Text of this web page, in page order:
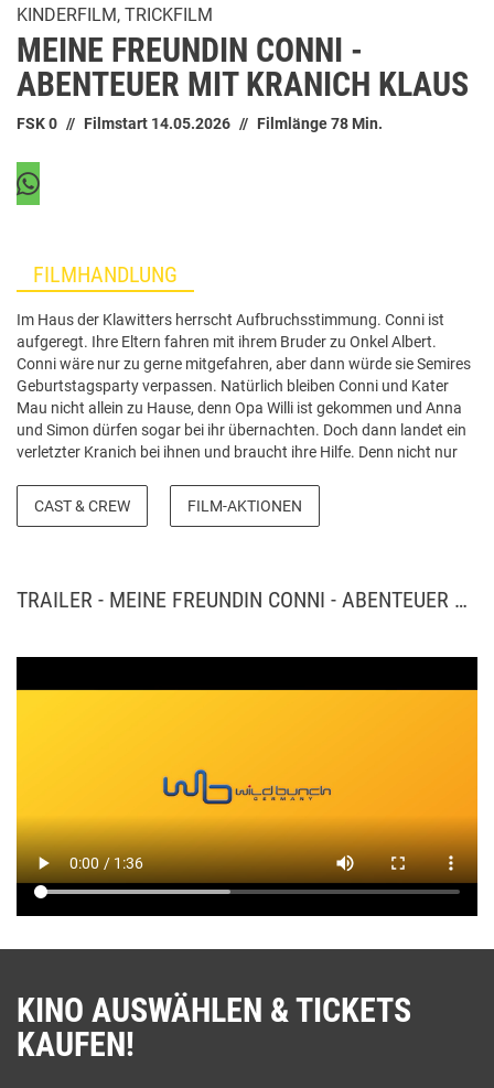
KINDERFILM, TRICKFILM
MEINE FREUNDIN CONNI -
ABENTEUER MIT KRANICH KLAUS
FSK 0 Filmstart 14.05.2026 Filmlänge 78 Min.
FILMHANDLUNG
Im Haus der Klawitters herrscht Aufbruchsstimmung. Conni ist
aufgeregt. Ihre Eltern fahren mit ihrem Bruder zu Onkel Albert.
Conni wäre nur zu gerne mitgefahren, aber dann würde sie Semires
Geburtstagsparty verpassen. Natürlich bleiben Conni und Kater
Mau nicht allein zu Hause, denn Opa Willi ist gekommen und Anna
und Simon dürfen sogar bei ihr übernachten. Doch dann landet ein
verletzter Kranich bei ihnen und braucht ihre Hilfe. Denn nicht nur
Nachbar Herr Oswald, der seinen astrein gepflegten Rosengarten in
Conni und ihre Freunde es gemeinsam schaffen, dass Klaus
CAST & CREW FILM-AKTIONEN
TRAILER - MEINE FREUNDIN CONNI - ABENTEUER MIT KRANICH KLAUS
KINO AUSWÄHLEN & TICKETS
KAUFEN!